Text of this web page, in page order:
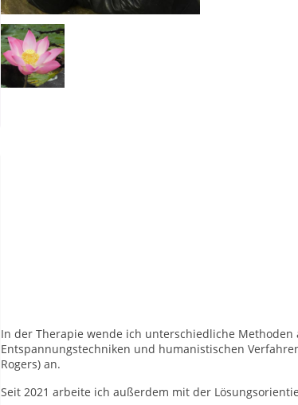
In der Therapie wende ich unterschiedliche
Entspannungstechniken und humanistischen
Rogers) an.
Seit 2021 arbeite ich außerdem mit der